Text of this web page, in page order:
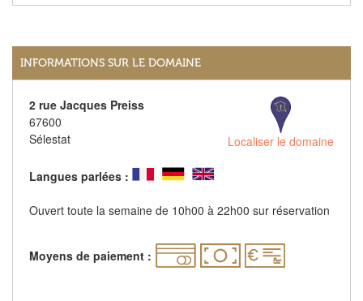
INFORMATIONS SUR LE DOMAINE
2 rue Jacques Preiss
67600
Sélestat
Localiser le domaine
Langues parlées :
Ouvert toute la semaine de 10h00 à 22h00 sur réservation
Moyens de paiement :